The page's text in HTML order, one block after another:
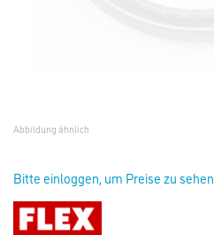
Abbildung ähnlich
Bitte einloggen, um Preise zu sehen